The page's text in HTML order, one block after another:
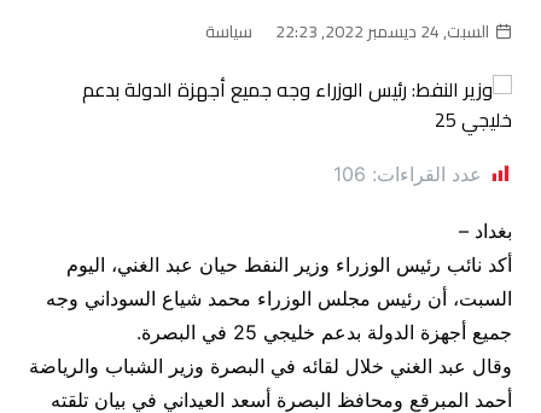
السبت, 24 ديسمبر 2022, 22:23 سياسة
عدد القراءات: 106
بغداد –
أكد نائب رئيس الوزراء وزير النفط حيان عبد الغني، اليوم
السبت، أن رئيس مجلس الوزراء محمد شياع السوداني وجه
جميع أجهزة الدولة بدعم خليجي 25 في البصرة.
وقال عبد الغني خلال لقائه في البصرة وزير الشباب والرياضة
أحمد المبرقع ومحافظ البصرة أسعد العيداني في بيان تلقته